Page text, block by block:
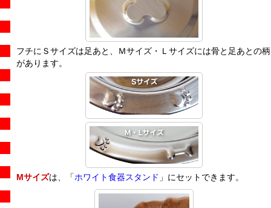
フチにＳサイズは足あと、Ｍサイズ・Ｌサイズには骨と足あとの柄
があります。
Mサイズは、「ホワイト食器スタンド 」にセットできます。